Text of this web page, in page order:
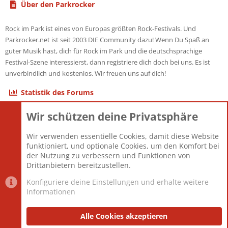
Über den Parkrocker
Rock im Park ist eines von Europas größten Rock-Festivals. Und
Parkrocker.net ist seit 2003 DIE Community dazu! Wenn Du Spaß an
guter Musik hast, dich für Rock im Park und die deutschsprachige
Festival-Szene interessierst, dann registriere dich doch bei uns. Es ist
unverbindlich und kostenlos. Wir freuen uns auf dich!
Statistik des Forums
Themen
Mitglieder
12.427
Neuestes Mitglied
Berlin
Datenschutzerklärung Impressum
Wir schützen deine Privatsphäre
Wir verwenden essentielle Cookies, damit diese Website
funktioniert, und optionale Cookies, um den Komfort bei
der Nutzung zu verbessern und Funktionen von
Drittanbietern bereitzustellen.
Konfiguriere deine Einstellungen und erhalte weitere
Informationen
Alle Cookies akzeptieren